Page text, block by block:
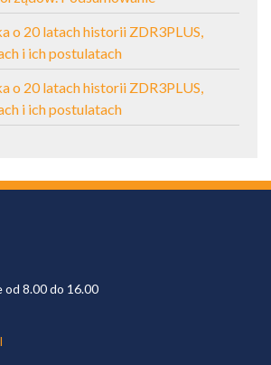
o 20 latach historii ZDR3PLUS,
i ich postulatach
o 20 latach historii ZDR3PLUS,
i ich postulatach
od 8.00 do 16.00